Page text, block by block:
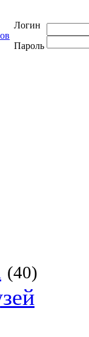
Логин
Пароль
(40)